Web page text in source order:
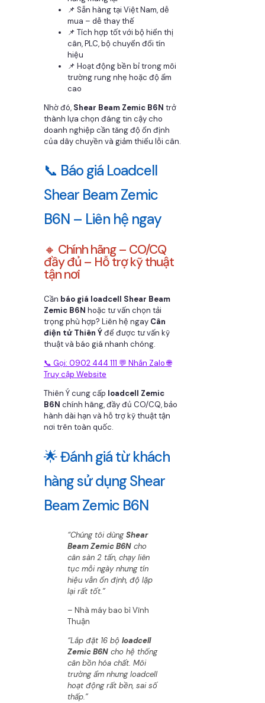
📌 Sẵn hàng tại Việt Nam, dễ
mua – dễ thay thế
📌 Tích hợp tốt với bộ hiển thị
cân, PLC, bộ chuyển đổi tín
hiệu
📌 Hoạt động bền bỉ trong môi
trường rung nhẹ hoặc độ ẩm
cao
Nhờ đó, Shear Beam Zemic B6N trở
thành lựa chọn đáng tin cậy cho
doanh nghiệp cần tăng độ ổn định
của dây chuyền và giảm thiểu lỗi cân.
📞 Báo giá Loadcell
Shear Beam Zemic
B6N – Liên hệ ngay
🔸 Chính hãng – CO/CQ
đầy đủ – Hỗ trợ kỹ thuật
tận nơi
Cần báo giá loadcell Shear Beam
Zemic B6N hoặc tư vấn chọn tải
trọng phù hợp? Liên hệ ngay Cân
điện tử Thiên Ýđể được tư vấn kỹ
thuật và báo giá nhanh chóng.
📞 Gọi: 0902 444 111 💬 Nhắn Zalo🌐
Truy cập Website
Thiên Ý cung cấp loadcell Zemic
B6N chính hãng, đầy đủ CO/CQ, bảo
hành dài hạn và hỗ trợ kỹ thuật tận
nơi trên toàn quốc.
🌟 Đánh giá từ khách
hàng sử dụng Shear
Beam Zemic B6N
“Chúng tôi dùngShear
Beam Zemic B6N cho
cân sàn 2 tấn, chạy liên
tục mỗi ngày nhưng tín
hiệu vẫn ổn định, độ lặp
lại rất tốt.”
– Nhà máy bao bì Vĩnh
Thuận
“Lắp đặt 16 bộ loadcell
Zemic B6N cho hệ thống
cân bồn hóa chất. Môi
trường ẩm nhưng loadcell
hoạt động rất bền, sai số
thấp.”